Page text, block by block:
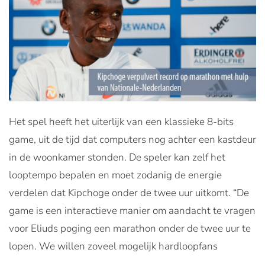
Het spel heeft het uiterlijk van een klassieke 8-bits
game, uit de tijd dat computers nog achter een kastdeur
in de woonkamer stonden. De speler kan zelf het
looptempo bepalen en moet zodanig de energie
verdelen dat Kipchoge onder de twee uur uitkomt. “De
game is een interactieve manier om aandacht te vragen
voor Eliuds poging een marathon onder de twee uur te
lopen. We willen zoveel mogelijk hardloopfans